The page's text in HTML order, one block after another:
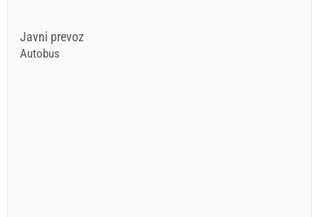
Javni prevoz
Autobus